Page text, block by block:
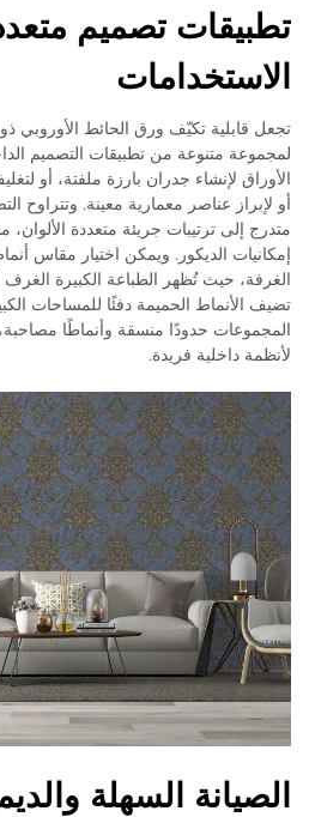
تطبيقات تصميم
الاستخدامات
تجعل قابلية تكيّف ورق الحائط الأوروبي ذو
لمجموعة متنوعة من تطبيقات التصميم
الأوراق لإنشاء جدران بارزة ملفتة، أو
أو لإبراز عناصر معمارية معينة. وتتراوح
متدرج إلى ترتيبات جريئة متعددة
إمكانيات الديكور. ويمكن اختيار مقاس
الغرفة، حيث تُظهر الطباعة الكبيرة الغرف
تضيف الأنماط الحميمة دفئًا للمساحات
المجموعات حدودًا منسقة وأنماطًا مصاحبة،
لأنظمة داخلية فريدة.
الصيانة السهلة